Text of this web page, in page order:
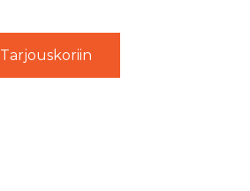
Tarjouskoriin